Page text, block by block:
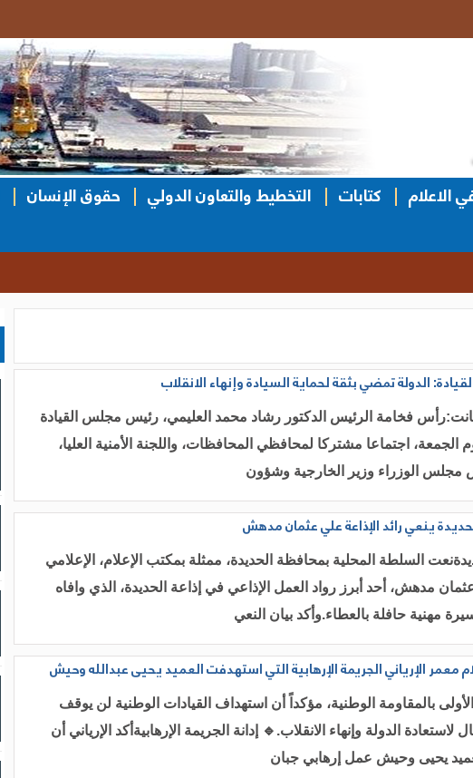
الاعلام كتابات التخطيط والتعاون الدولي حقوق الإنسان
الدولة تمضي بثقة لحماية السيادة وإنهاء الانقلاب
فخامة الرئيس الدكتور رشاد محمد العليمي، رئيس مجلس القيادة
الجمعة، اجتماعا مشتركا لمحافظي المحافظات، واللجنة الأمنية العليا،
مجلس الوزراء وزير الخارجية وشؤون
ينعي رائد الإذاعة علي عثمان مدهش
السلطة المحلية بمحافظة الحديدة، ممثلة بمكتب الإعلام، الإعلامي
مدهش، أحد أبرز رواد العمل الإذاعي في إذاعة الحديدة، الذي وافاه
مهنية حافلة بالعطاء.وأكد بيان النعي
معمر الإرياني الجريمة الإرهابية التي استهدفت العميد يحيى عبدالله وحيش
بالمقاومة الوطنية، مؤكداً أن استهداف القيادات الوطنية لن يوقف
لاستعادة الدولة وإنهاء الانقلاب.🔹 إدانة الجريمة الإرهابيةأكد الإرياني أن
يحيى وحيش عمل إرهابي جبان